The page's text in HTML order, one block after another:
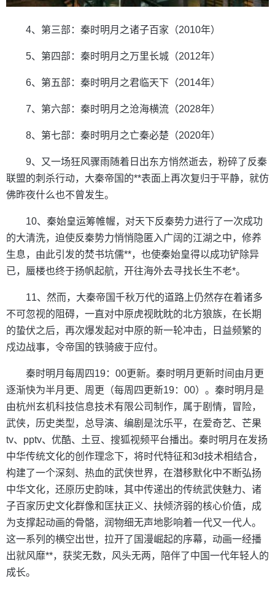
4、第三部：秦时明月之诸子百家（2010年）
5、第四部：秦时明月之万里长城（2012年）
6、第五部：秦时明月之君临天下（2014年）
7、第六部：秦时明月之沧海横流（2028年）
8、第七部：秦时明月之亡秦必楚（2020年）
9、又一场狂风骤雨随着日出东方悄然逝去，粉碎了反秦
联盟的刺杀行动，大秦帝国的**表面上再次复归于平静，就仿
佛昨夜什么也不曾发生。
10、秦始皇运筹帷幄，对天下反秦势力进行了一次成功
的大清洗，迫使反秦势力悄悄隐匿入广阔的江湖之中，修养
生息，由此引发的焚书坑儒**，也使秦始皇得以成功铲除异
已，蜃楼也终于扬帆起航，开往海外去寻找长生不老*。
11、然而，大秦帝国千秋万代的道路上仍然存在着诸多
不可忽视的阻碍，一直对中原虎视眈眈的北方狼族，在长期
的蛰伏之后，再次爆发起对中原的新一轮冲击，日益频繁的
戍边战事，令帝国的铁骑疲于应付。
秦时明月每周四19：00更新。秦时明月更新时间由月更
逐渐快为半月更、周更（每周四更新19：00）。秦时明月是
由杭州玄机科技信息技术有限公司制作，属于剧情，冒险，
武侠，历史类型，总导演、编剧是沈乐平，在爱奇艺、芒果
tv、pptv、优酷、土豆、搜狐视频平台播出。秦时明月在发扬
中华传统文化的创作理念下，将时代特征和3d技术相结合，
构建了一个深刻、热血的武侠世界，在潜移默化中不断弘扬
中华文化，还原历史韵味，其中传递出的传统武侠魅力、诸
子百家历史文化群像和匡扶正义、扶倾济弱的核心价值，成
为支撑起动画的骨骼，润物细无声地影响着一代又一代人。
这一系列的横空出世，拉开了国漫崛起的序幕，动画一经播
出就风靡**，获奖无数，风头无两，陪伴了中国一代年轻人的
成长。